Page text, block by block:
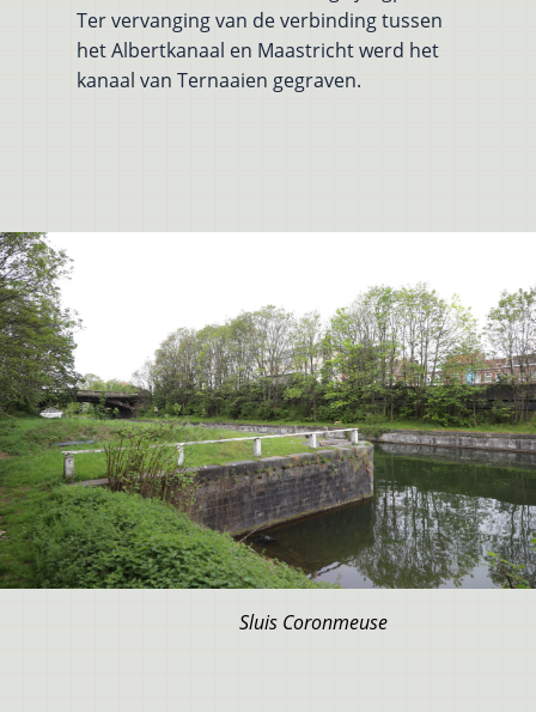
Ter vervanging van de verbinding tussen
het Albertkanaal en Maastricht werd het
kanaal van Ternaaien gegraven.
Sluis Coronmeuse